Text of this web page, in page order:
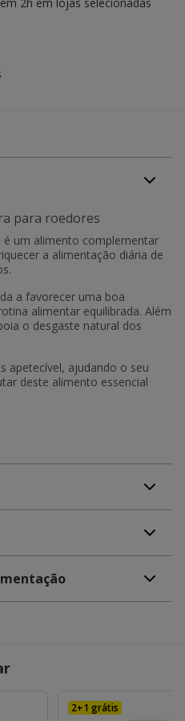
para roedores
um alimento complementar
a alimentação diária de
a favorecer uma boa
alimentar equilibrada. Além
o desgaste natural dos
apetecível, ajudando o seu
deste alimento essencial
2+1 grátis